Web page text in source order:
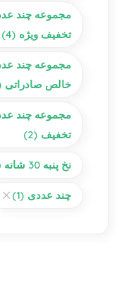
مجموعه چند
تخفیف ویژه (4)
مجموعه چند
خالص صادراتی
مجموعه چند
تخفیف (2)
نخ پنبه 30 شانه شده الیاف طبیعی
چند عددی (1)